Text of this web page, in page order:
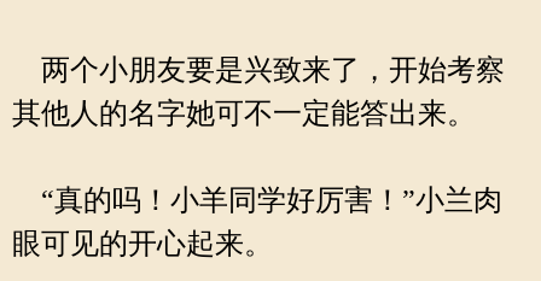
两个小朋友要是兴致来了，开始考察
其他人的名字她可不一定能答出来。
“真的吗！小羊同学好厉害！”小兰肉
眼可见的开心起来。